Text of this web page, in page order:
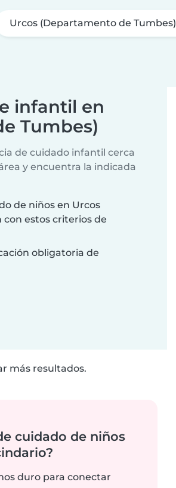
Urcos (Departamento de Tumbes)
infantil en
Tumbes)
de cuidado infantil cerca
y encuentra la indicada
de niños en Urcos
estos criterios de
obligatoria de
más resultados.
cuidado de niños
duro para conectar